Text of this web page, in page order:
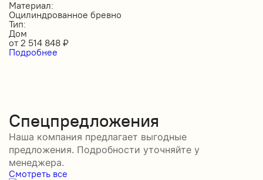
Материал:
Оцилиндрованное бревно
Тип:
Дом
от 2 514 848 ₽
Подробнее
Спецпредложения
Наша компания предлагает выгодные
предложения. Подробности уточняйте у
менеджера.
Смотреть все